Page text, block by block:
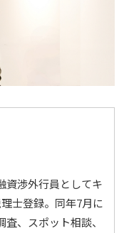
資渉外行員としてキ
士登録。同年7月に
、スポット相談、